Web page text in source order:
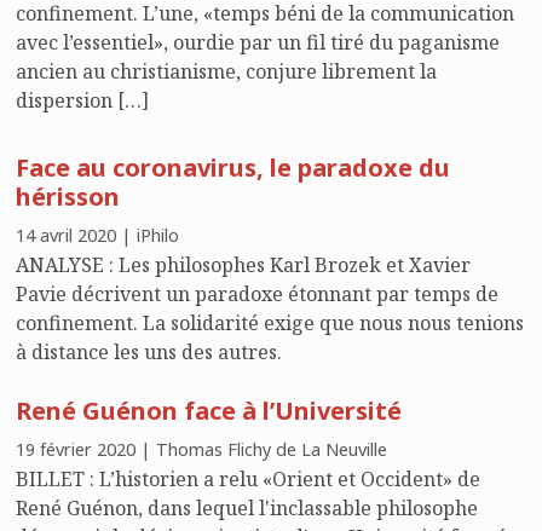
confinement. L’une, «temps béni de la communication
avec l’essentiel», ourdie par un fil tiré du paganisme
ancien au christianisme, conjure librement la
dispersion […]
Face au coronavirus, le paradoxe du
hérisson
14 avril 2020 | iPhilo
ANALYSE : Les philosophes Karl Brozek et Xavier
Pavie décrivent un paradoxe étonnant par temps de
confinement. La solidarité exige que nous nous tenions
à distance les uns des autres.
René Guénon face à l’Université
19 février 2020 | Thomas Flichy de La Neuville
BILLET : L’historien a relu «Orient et Occident» de
René Guénon, dans lequel l'inclassable philosophe